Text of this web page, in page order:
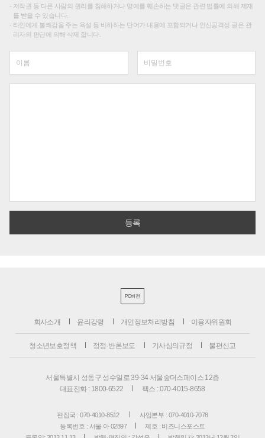
저작권 등 다른 사람의 권리를 침해하거나 명예를 훼손하는 댓글은 관련 법률에 의해 제재
를 받을 수 있습니다.
타인에게 불쾌감을 주는 욕설 등 비하하는 단어가 내용에 포함되거나 인신공격성 글은 관
리자의 판단에 의해 삭제 합니다.
PC버전
회사소개 윤리강령 개인정보처리방침 이용자위원회
청소년보호정책 정정·반론보도 기사심의규정 불편신고
서울특별시 성동구 성수일로 39-34 서울숲더스페이스 12층
대표전화 : 1800-6522
팩스 : 070-4015-8658
편집국 : 070-4010-8512
사업본부 : 070-4010-7078
등록번호 : 서울 아 02897
제호 : 비즈니스포스트